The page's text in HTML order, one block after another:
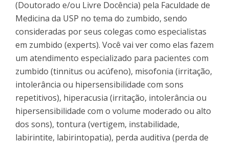
(Doutorado e/ou Livre Docência) pela Faculdade de
Medicina da USP no tema do zumbido, sendo
consideradas por seus colegas como especialistas
em zumbido (experts). Você vai ver como elas fazem
um atendimento especializado para pacientes com
zumbido (tinnitus ou acúfeno), misofonia (irritação,
intolerância ou hipersensibilidade com sons
repetitivos), hiperacusia (irritação, intolerância ou
hipersensibilidade com o volume moderado ou alto
dos sons), tontura (vertigem, instabilidade,
labirintite, labirintopatia), perda auditiva (perda de